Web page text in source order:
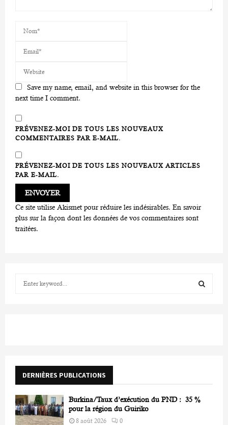
Save my name, email, and website in this browser for the
next time I comment.
PRÉVENEZ-MOI DE TOUS LES NOUVEAUX
COMMENTAIRES PAR E-MAIL.
PRÉVENEZ-MOI DE TOUS LES NOUVEAUX ARTICLES
PAR E-MAIL.
Ce site utilise Akismet pour réduire les indésirables. En savoir
plus sur la façon dont les données de vos commentaires sont
traitées.
r
DERNIÈRES PUBLICATIONS
Burkina/Taux d’exécution du PND : 35 %
pour la région du Guiriko
8 août 2026 0